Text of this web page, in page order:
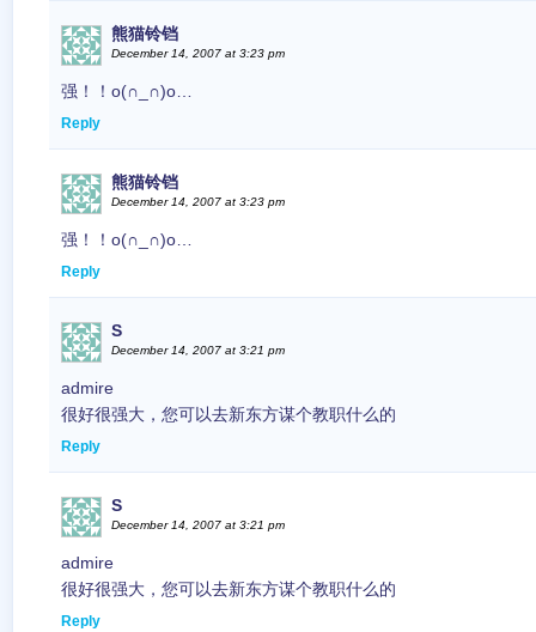
熊猫铃铛
December 14, 2007 at 3:23 pm
强！！o(∩_∩)o…
Reply
熊猫铃铛
December 14, 2007 at 3:23 pm
强！！o(∩_∩)o…
Reply
S
December 14, 2007 at 3:21 pm
admire
很好很强大，您可以去新东方谋个教职什么的
Reply
S
December 14, 2007 at 3:21 pm
admire
很好很强大，您可以去新东方谋个教职什么的
Reply